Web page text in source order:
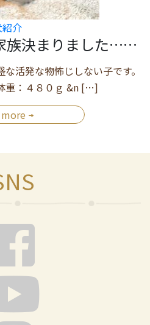
介
族決まりました……
活発な物怖じしない子です。
重：４８０ｇ &n […]
more